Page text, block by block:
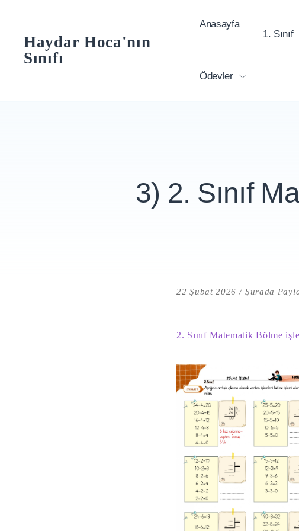
contentHaydar Hoca'nın
Sınıfı
Anasayfa
1. Sınıf
Ödevler
3) 2. Sınıf
22 Şubat 2026 Şurada
2. Sınıf Matematik Bölme